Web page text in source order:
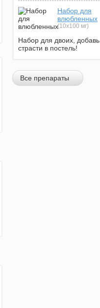
Набор для
влюбленных
(10х100 мг)
Набор для двоих, добавь
страсти в постель!
Все препараты